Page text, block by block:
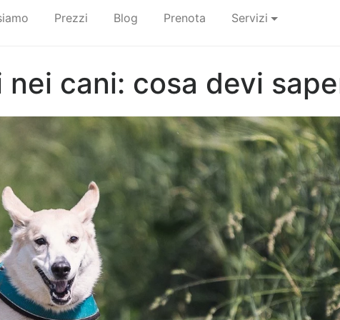
Prezzi Blog Prenota Servizi
cani: cosa devi